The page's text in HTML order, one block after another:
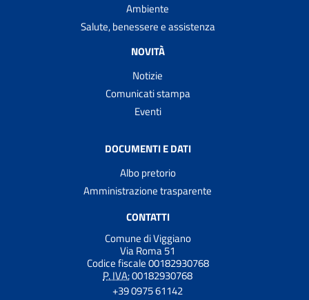
Ambiente
Salute, benessere e assistenza
NOVITÀ
Notizie
Comunicati stampa
Eventi
DOCUMENTI E DATI
Albo pretorio
Amministrazione trasparente
CONTATTI
Comune di Viggiano
Via Roma 51
Codice fiscale 00182930768
P. IVA:00182930768
+39 0975 61142